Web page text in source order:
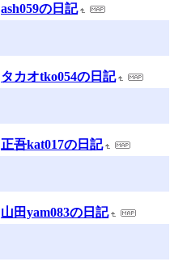
ash059の日記
タカオtko054の日記
正吾kat017の日記
山田yam083の日記